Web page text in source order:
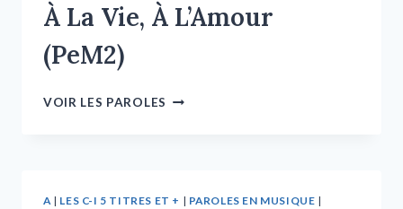
À La Vie, À L’Amour
(PeM2)
VOIR LES PAROLES
A| LES C-I 5 TITRES ET + | PAROLES EN MUSIQUE |